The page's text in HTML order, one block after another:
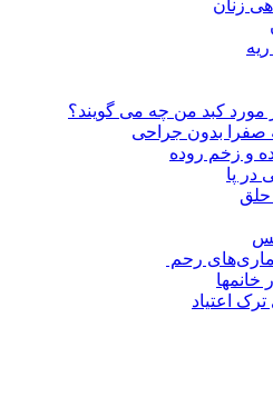
زنان
مورد کبد من چه می گویند؟
بدون جراحی
و زخم روده
در پا
رحم
اعتیاد